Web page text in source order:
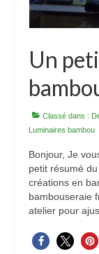
Un
Classé dans :
Luminaires bambou
Bonjour, Je
petit résumé
créations en
bambouseraie
atelier pour